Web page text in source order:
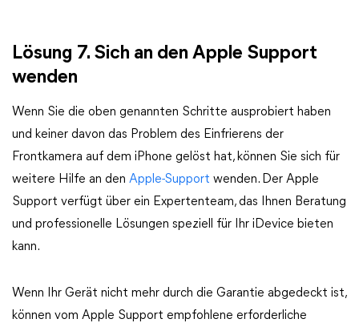
Lösung 7. Sich an den Apple Support
wenden
Wenn Sie die oben genannten Schritte ausprobiert haben
und keiner davon das Problem des Einfrierens der
Frontkamera auf dem iPhone gelöst hat, können Sie sich für
weitere Hilfe an den Apple-Support wenden. Der Apple
Support verfügt über ein Expertenteam, das Ihnen Beratung
und professionelle Lösungen speziell für Ihr iDevice bieten
kann.
Wenn Ihr Gerät nicht mehr durch die Garantie abgedeckt ist,
können vom Apple Support empfohlene erforderliche